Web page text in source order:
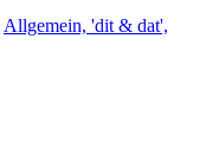
Allgemein, 'dit & dat',